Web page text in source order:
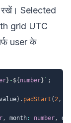
Selected
grid UTC
user के
} - ${ number} ` ;
) . padStart ( 2,
, month : number,